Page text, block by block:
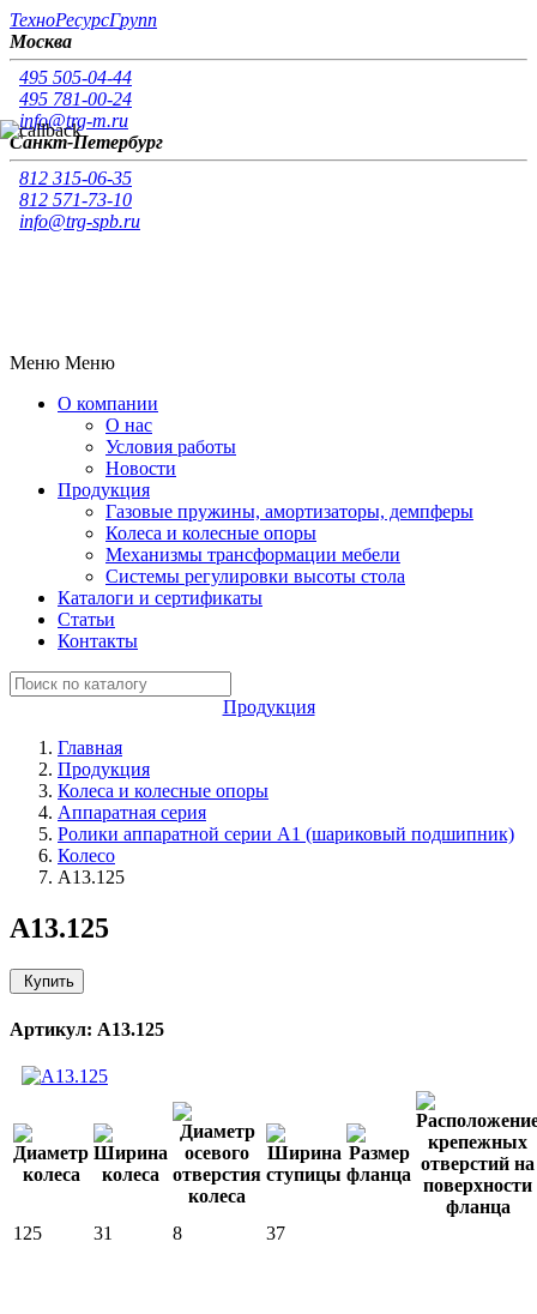
ТехноРесурсГрупп
Москва
495 505-04-44
495 781-00-24
info@trg-m.ru
Санкт-Петербург
812 315-06-35
812 571-73-10
info@trg-spb.ru
Меню Меню
О компании
О нас
Условия работы
Новости
Продукция
Газовые пружины, амортизаторы, демпферы
Колеса и колесные опоры
Механизмы трансформации мебели
Системы регулировки высоты стола
Каталоги и сертификаты
Статьи
Контакты
Продукция
Главная
Продукция
Колеса и колесные опоры
Аппаратная серия
Ролики аппаратной серии A1 (шариковый подшипник)
Колесо
А13.125
А13.125
Купить
Артикул: А13.125
125 31 8 37